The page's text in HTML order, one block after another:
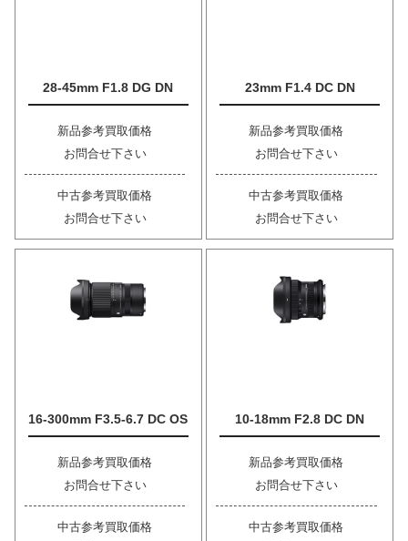
28-45mm F1.8 DG DN
新品参考買取価格
お問合せ下さい
中古参考買取価格
お問合せ下さい
23mm F1.4 DC DN
新品参考買取価格
お問合せ下さい
中古参考買取価格
お問合せ下さい
16-300mm F3.5-6.7 DC OS
新品参考買取価格
お問合せ下さい
中古参考買取価格
10-18mm F2.8 DC DN
新品参考買取価格
お問合せ下さい
中古参考買取価格